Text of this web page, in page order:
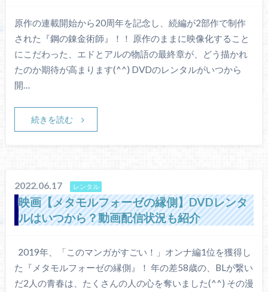
原作の連載開始から20周年を記念し、続編が2部作で制作
された『鋼の錬金術師』！！ 原作のままに映像化すること
にこだわった、エドとアルの物語の最終章が、どう描かれ
たのか期待が高まります(^^) DVDのレンタルがいつから
開…
続きを読む
2022.06.17 レンタル
映画【メタモルフォーゼの縁側】DVDレンタ
ルはいつから？動画配信状況も紹介
2019年、「このマンガがすごい！」オンナ編1位を獲得し
た『メタモルフォーゼの縁側』！ 年の差58歳の、BLが繋い
だ2人の青春は、たくさんの人の心を奪いました(^^) その漫